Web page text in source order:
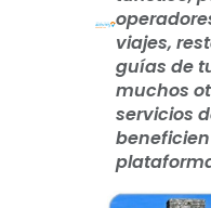
viajes,
guías de
muchos
servicios